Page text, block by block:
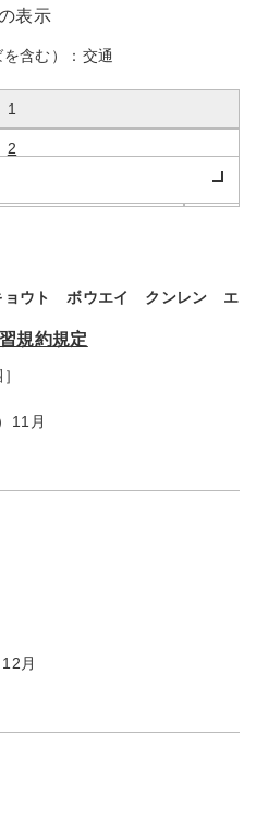
表示
含む）： 交通
1 / 2
1
2
次へ
ョウト ボウエイ クンレン エ
規約規定
11月
月